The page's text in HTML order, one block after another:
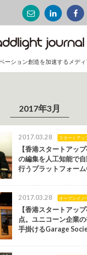
ーション創造を加速するメディ
2017年3月
2017.03.28 スタートアッ
【香港スタートアッ
の編集を人工知能で
行うプラットフォー
2017.03.28 オープンイノ
【香港スタートアッ
点。ユニコーン企業
手掛けるGarage